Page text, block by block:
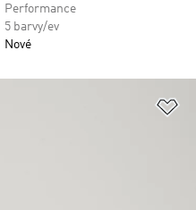
Performance
5 barvy/ev
Nové